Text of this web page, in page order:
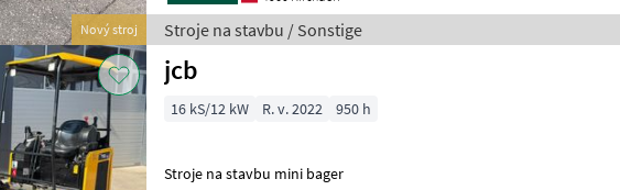
Nový stroj Stroje na stavbu / Sonstige
jcb
16 kS/12 kW R. v. 2022 950 h
Stroje na stavbu mini bager